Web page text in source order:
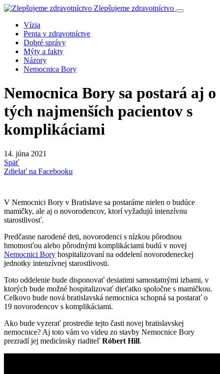
Zlepšujeme zdravotníctvo
Vízia
Penta v zdravotníctve
Dobré správy
Mýty a fakty
Názory
Nemocnica Bory
Nemocnica Bory sa postará aj o
tých najmenších pacientov s
komplikáciami
14. júna 2021
Späť
Zdielať na Facebooku
V Nemocnici Bory v Bratislave sa postaráme nielen o budúce
mamičky, ale aj o novorodencov, ktorí vyžadujú intenzívnu
starostlivosť.
Predčasne narodené deti, novorodenci s nízkou pôrodnou
hmotnosťou alebo pôrodnými komplikáciami budú v novej
Nemocnici Bory hospitalizovaní na oddelení novorodeneckej
jednotky intenzívnej starostlivosti.
Toto oddelenie bude disponovať desiatimi samostatnými izbami, v
ktorých bude možné hospitalizovať dieťatko spoločne s mamičkou.
Celkovo bude nová bratislavská nemocnica schopná sa postarať o
19 novorodencov s komplikáciami.
Ako bude vyzerať prostredie tejto časti novej bratislavskej
nemocnice? Aj toto vám vo videu zo stavby Nemocnice Bory
prezradí jej medicínsky riaditeľ Róbert Hill.